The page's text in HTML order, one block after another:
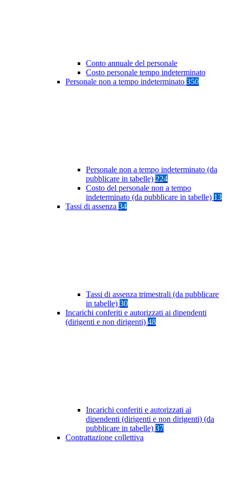
Conto annuale del personale
Costo personale tempo indeterminato
Personale non a tempo indeterminato 350
Personale non a tempo indeterminato (da
pubblicare in tabelle) 224
Costo del personale non a tempo
indeterminato (da pubblicare in tabelle) 13
Tassi di assenza 34
Tassi di assenza trimestrali (da pubblicare
in tabelle) 30
Incarichi conferiti e autorizzati ai dipendenti
(dirigenti e non dirigenti) 48
Incarichi conferiti e autorizzati ai
dipendenti (dirigenti e non dirigenti) (da
pubblicare in tabelle) 37
Contrattazione collettiva